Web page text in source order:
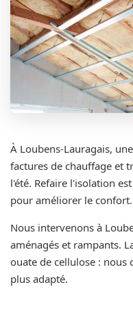
À Loubens-Lauragais,
factures de chauffage et
l'été. Refaire l'isolation
pour améliorer le confort.
Nous intervenons à
aménagés et rampants.
ouate de cellulose : nous
plus adapté.